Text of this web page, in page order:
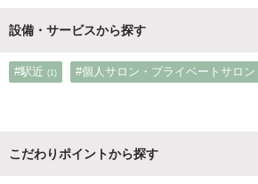
設備・サービスから探す
#駅近 (1) #個人サロン・プライベートサロン
こだわりポイントから探す